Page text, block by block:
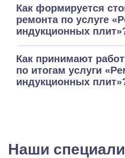
Как формируется
ремонта по услуге
индукционных
Как принимают
по итогам услуги
индукционных
Наши